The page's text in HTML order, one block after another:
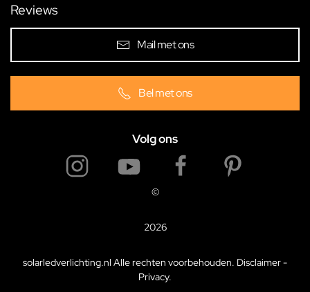
Reviews
Mail met ons
Bel met ons
Volg ons
©
2026
solarledverlichting.nl Alle rechten voorbehouden. Disclaimer-
Privacy.